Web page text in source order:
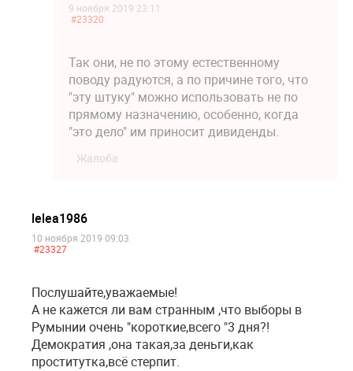
9 ноября 2019 23:11
#23320
Так они, не по этому естественному
поводу радуются, а по причине того, что
"эту штуку" можно использовать не по
прямому назначению, особенно, когда
"это дело" им приносит дивиденды.
Жалоба
lelea1986
10 ноября 2019 09:03
#23327
Послушайте,уважаемые!
А не кажется ли вам странным ,что выборы в
Румынии очень "короткие,всего "3 дня?!
Демократия ,она такая,за деньги,как
проститутка,всё стерпит.